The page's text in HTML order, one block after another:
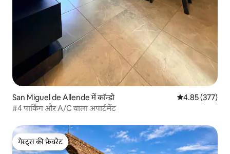
San Miguel de Allende में कॉन्डो औसत रेटिंग 5 में से
4.85 (377)
#4 पार्किंग और A/C वाला अपार्टमेंट
गेस्ट्स की फ़ेवरेट
गेस्ट्स की फ़ेवरेट